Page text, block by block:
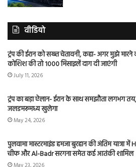
वीडियो
ट्रंप की ईरान को सख्त चेतावनी, कहा- अगर मुझे मारने
कोशिश की तो 1000 मिसाइलें दाग दी जाएंगी
July 11, 2026
ट्रंप का बड़ा ऐलान- ईरान के साथ समझौता लगभग तय,
जलडमरूमध्य खुलेगा
May 24, 2026
पुलवामा मास्टरमाइंड हमजा बुरहान की अंतिम यात्रा में
चीफ और Al-Badr सरगना समेत कई आतंकी शामिल